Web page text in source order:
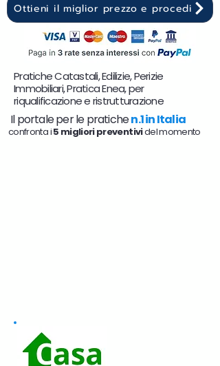
Ottieni il miglior prezzo e procedi
Pratiche Catastali, Edilizie, Perizie
Immobiliari, Pratica Enea, per
riqualificazione e ristrutturazione
Il portale per le pratichen.1 in Italia
confronta i5 migliori preventividel momento